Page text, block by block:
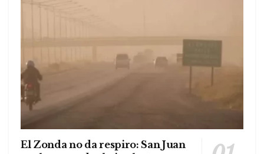
El Zonda no da respiro: San Juan